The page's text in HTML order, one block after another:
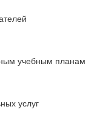
учебным планам
услуг